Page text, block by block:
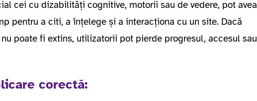
cei cu dizabilități cognitive, motorii sau de vedere, pot avea
pentru a citi, a înțelege și a interacționa cu un site. Dacă
poate fi extins, utilizatorii pot pierde progresul, accesul sau
corectă: